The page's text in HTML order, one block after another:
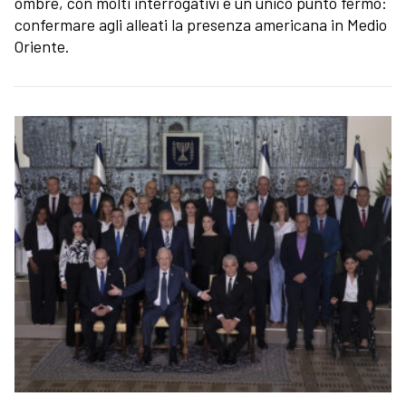
confermare agli alleati la presenza americana in Medio
Oriente.